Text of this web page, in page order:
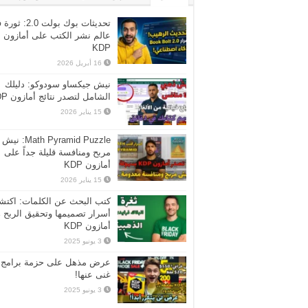
تحديثات بوك بولت
عالم نشر الكتب على أمازون
KDP
16 أبريل 2026
نيش جيكساو سودوكو: دليلك
الشامل لتصدر نتائج أمازون KDP
15 يناير 2026
Math Pyramid Puzzle: نيش
مربح ومنافسة قليلة جداً على
أمازون KDP
15 يناير 2026
كتب البحث عن الكلمات:
أسرار تصميمها وتحقيق
أمازون KDP
3 يونيو 2025
عرض مذهل على حزمة برامج
غنى عنها!
3 يونيو 2025